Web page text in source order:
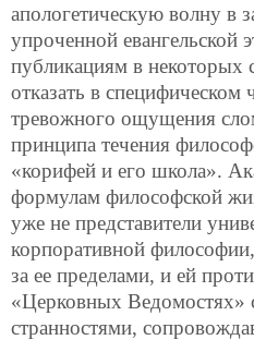
апологетическую волну в
упроченной евангельской
публикациям в некоторых
отказать в специфическом
тревожного ощущения
принципа течения
«корифей и его школа».
формулам философской
уже не представители
корпоративной
за ее пределами, и ей
«Церковных Ведомостях»
странностями,